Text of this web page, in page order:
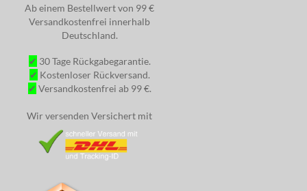
Ab einem Bestellwert von 99 €
Versandkostenfrei innerhalb
Deutschland.
✔ 30 Tage Rückgabegarantie.
✔ Kostenloser Rückversand.
✔ Versandkostenfrei ab 99 €.
Wir versenden Versichert mit